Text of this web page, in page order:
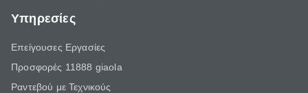
Υπηρεσίες
Επείγουσες Εργασίες
Προσφορές 11888 giaola
Ραντεβού με Τεχνικούς